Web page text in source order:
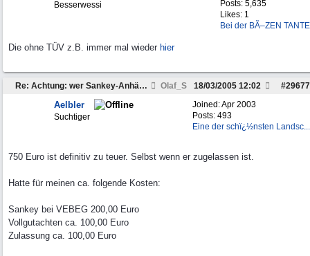
Posts: 5,635
Likes: 1
Bei der BÃ–ZEN TANTE
Besserwessi
Die ohne TÜV z.B. immer mal wieder hier
Re: Achtung: wer Sankey-Anhänger sucht... Olaf_S #29677
18/03/2005 12:02
Joined:Apr 2003
Posts: 493
Eine der schï¿½nsten Landsc...
Aelbler
Suchtiger
750 Euro ist definitiv zu teuer. Selbst wenn er zugelassen ist.
Hatte für meinen ca. folgende Kosten:
Sankey bei VEBEG 200,00 Euro
Vollgutachten ca. 100,00 Euro
Zulassung ca. 100,00 Euro